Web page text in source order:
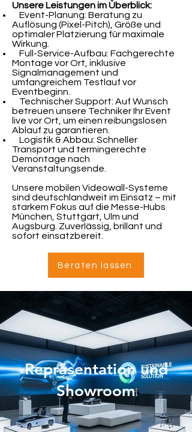
Unsere Leistungen im Überblick:
Event-Planung: Beratung zu
Auflösung (Pixel-Pitch), Größe und
optimaler Platzierung für maximale
Wirkung.
Full-Service-Aufbau: Fachgerechte
Montage vor Ort, inklusive
Signalmanagement und
umfangreichem Testlauf vor
Eventbeginn.
Technischer Support: Auf Wunsch
betreuen unsere Techniker Ihr Event
live vor Ort, um einen reibungslosen
Ablauf zu garantieren.
Logistik & Abbau: Schneller
Transport und termingerechte
Demontage nach
Veranstaltungsende.
Unsere mobilen Videowall-Systeme
sind deutschlandweit im Einsatz – mit
starkem Fokus auf die Messe-Hubs
München, Stuttgart, Ulm und
Augsburg. Zuverlässig, brillant und
sofort einsatzbereit.
Beraten lassen
Repräsentation und
Showroom